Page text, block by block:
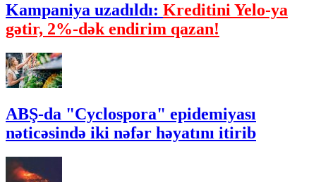
Kampaniya uzadıldı: Kreditini Yelo-ya
gətir, 2%-dək endirim qazan!
ABŞ-da "Cyclospora" epidemiyası
nəticəsində iki nəfər həyatını itirib